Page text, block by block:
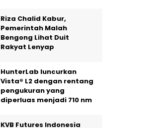
Riza Chalid Kabur,
Pemerintah Malah
Bengong Lihat Duit
Rakyat Lenyap
HunterLab luncurkan
Vista® L2 dengan rentang
pengukuran yang
diperluas menjadi 710 nm
KVB Futures Indonesia